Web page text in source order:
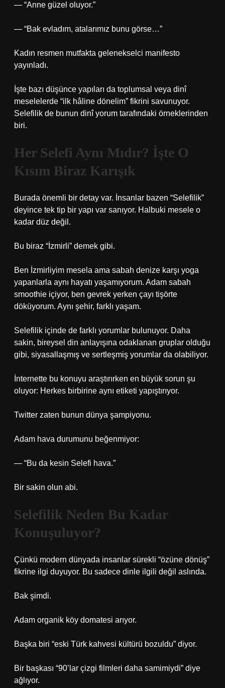
— “Anne güzel oluyor.”
— “Bak evladım, atalarımız bunu görse…”
Kadın resmen mutfakta gelenekselci manifesto
yayınladı.
İşte bazı düşünce yapıları da toplumsal veya dinî
meselelerde “ilk hâline dönelim” fikrini savunuyor.
Selefilik de bunun dinî yorum tarafındaki örneklerinden
biri.
Her Selefi Aynı Mıdır? İşte O
Kısım Biraz Karışık
Burada önemli bir detay var. İnsanlar bazen “Selefilik”
deyince tek tip bir yapı var sanıyor. Halbuki mesele o
kadar düz değil.
Bu biraz “İzmirli” demek gibi.
Ben İzmirliyim mesela ama sabah denize karşı yoga
yapanlarla aynı hayatı yaşamıyorum. Adam sabah
smoothie içiyor, ben gevrek yerken çayı tişörte
döküyorum. Aynı şehir, farklı yaşam.
Selefilik içinde de farklı yorumlar bulunuyor. Daha
sakin, bireysel din anlayışına odaklanan gruplar olduğu
gibi, siyasallaşmış ve sertleşmiş yorumlar da olabiliyor.
İnternette bu konuyu araştırırken en büyük sorun şu
oluyor: Herkes birbirine aynı etiketi yapıştırıyor.
Twitter zaten bunun dünya şampiyonu.
Adam hava durumunu beğenmiyor:
— “Bu da kesin Selefi hava.”
Bir sakin olun abi.
Selefilik Neden Bu Kadar
Konuşuluyor?
Çünkü modern dünyada insanlar sürekli “özüne dönüş”
fikrine ilgi duyuyor. Bu sadece dinle ilgili değil aslında.
Bak şimdi.
Adam organik köy domatesi arıyor.
Başka biri “eski Türk kahvesi kültürü bozuldu” diyor.
Bir başkası “90’lar çizgi filmleri daha samimiydi” diye
ağlıyor.